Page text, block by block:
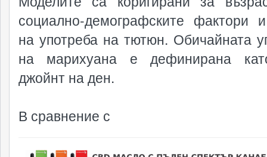
социално-демографските фактори
на употреба на тютюн. Обичайната
на марихуана е дефинирана
джойнт на ден.
В сравнение с